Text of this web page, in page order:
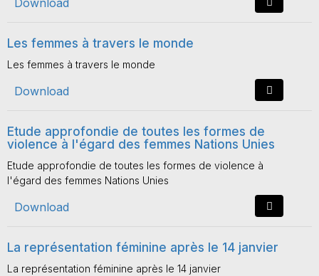
Download
Les femmes à travers le monde
Les femmes à travers le monde
Download
Etude approfondie de toutes les formes de
violence à l'égard des femmes Nations Unies
Etude approfondie de toutes les formes de violence à
l'égard des femmes Nations Unies
Download
La représentation féminine après le 14 janvier
La représentation féminine après le 14 janvier